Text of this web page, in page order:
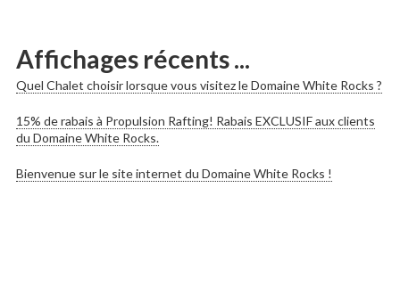
Affichages récents ...
Quel Chalet choisir lorsque vous visitez le Domaine White Rocks ?
15% de rabais à Propulsion Rafting! Rabais EXCLUSIF aux clients
du Domaine White Rocks.
Bienvenue sur le site internet du Domaine White Rocks !